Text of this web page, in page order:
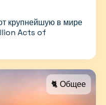
крупнейшую в мире
Acts of
🐈 Общее